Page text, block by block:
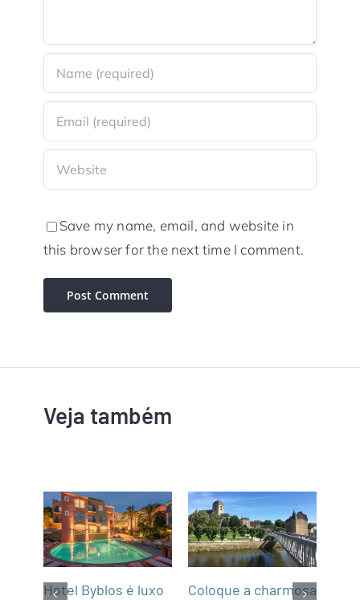
Save my name, email, and website in
this browser for the next time I comment.
Veja também
Hotel Byblos é luxo
Coloque a charmosa